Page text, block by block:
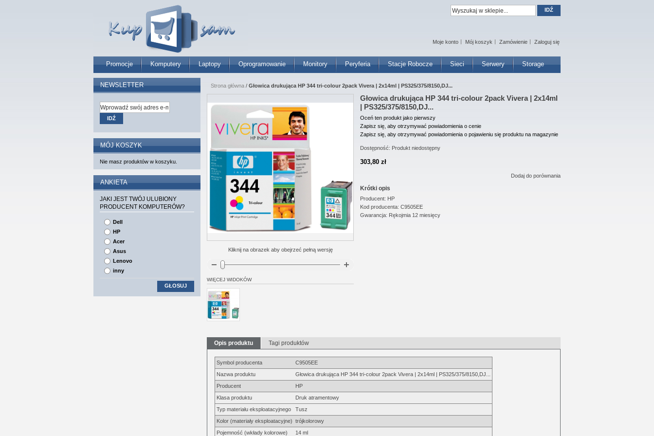
Promocje Komputery Laptopy Oprogramowanie Monitory Peryferia Stacje Robocze Sieci Serwery Storage
Moje konto Mój koszyk Zamówienie Zaloguj się
IDŹ
Strona główna / Głowica drukująca HP 344 tri-colour 2pack Vivera | 2x14ml | PS325/375/8150,DJ...
Głowica drukująca HP 344 tri-colour 2pack Vivera | 2x14ml
| PS325/375/8150,DJ...
Oceń ten produkt jako pierwszy
Zapisz się, aby otrzymywać powiadomienia o cenie
Zapisz się, aby otrzymywać powiadomienia o pojawieniu się produktu na magazynie
Dostępność: Produkt niedostępny
303,80 zł
Dodaj do porównania
Krótki opis
Producent: HP
Kod producenta: C9505EE
Gwarancja: Rękojmia 12 miesięcy
Kliknij na obrazek aby obejrzeć pełną wersję
WIĘCEJ WIDOKÓW
Opis produktu Tagi produktów
Symbol producenta
C9505EE
Nazwa produktu
Głowica drukująca HP 344 tri-colour 2pack Vivera | 2x14ml | PS325/375/8150,DJ...
Producent
HP
Klasa produktu
Druk atramentowy
Typ materiału eksploatacyjnego
Tusz
Kolor (materiały eksploatacyjne) trójkolorowy
Pojemność (wkłady kolorowe)
14 ml
NEWSLETTER
IDŹ
MÓJ KOSZYK
Nie masz produktów w koszyku.
ANKIETA
JAKI JEST TWÓJ ULUBIONY
PRODUCENT KOMPUTERÓW?
Dell
HP
Acer
Asus
Lenovo
inny
GŁOSUJ